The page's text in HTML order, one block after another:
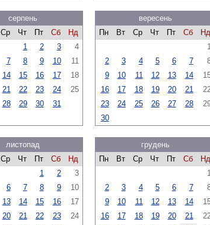
серпень
Ср Чт Пт Сб
Нд
1
2 3
4
7 8 9 10
11
14 15 16 17
18
21 22 23 24
25
28 29 30 31
вересень
Пн
Вт Ср Чт Пт Сб
Нд
2
3 4 5 6 7
9
10 11 12 13 14
16
17 18 19 20 21
23
24 25 26 27 28
30
листопад
Ср Чт Пт Сб
Нд
1
2
3
6 7 8 9
10
13 14 15 16
17
20 21 22 23
24
грудень
Пн
Вт Ср Чт Пт Сб
Нд
2
3 4 5 6 7
9
10 11 12 13 14
16
17 18 19 20 21